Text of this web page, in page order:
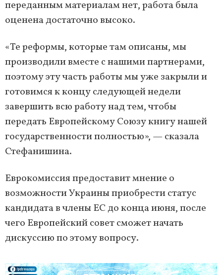
переданным материалам нет, работа была
оценена достаточно высоко.
«Те реформы, которые там описаны, мы
производили вместе с нашими партнерами,
поэтому эту часть работы мы уже закрыли и
готовимся к концу следующей недели
завершить всю работу над тем, чтобы
передать Европейскому Союзу книгу нашей
государственности полностью», — сказала
Стефанишина.
Еврокомиссия предоставит мнение о
возможности Украины приобрести статус
кандидата в члены ЕС до конца июня, после
чего Европейский совет сможет начать
дискуссию по этому вопросу.